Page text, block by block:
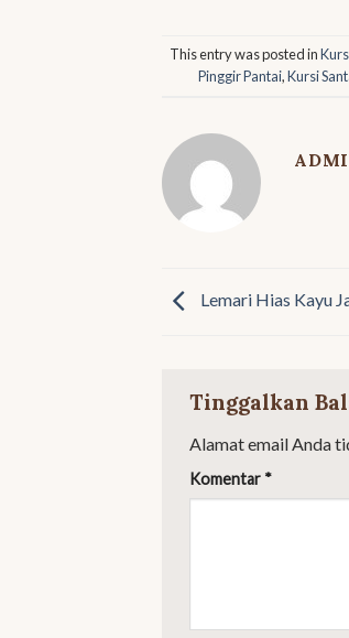
This entry was posted in
Pinggir Pantai,Kursi
Lemari Hias Kayu
Tinggalkan
Alamat email Anda
Komentar *